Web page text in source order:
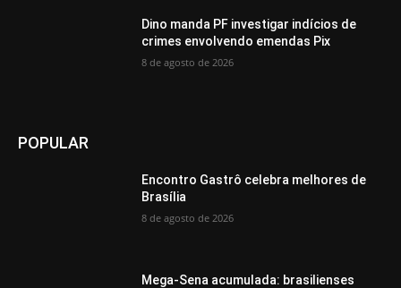
Dino manda PF investigar indícios de
crimes envolvendo emendas Pix
8 de agosto de 2026
POPULAR
Encontro Gastrô celebra melhores de
Brasília
8 de agosto de 2026
Mega-Sena acumulada: brasilienses